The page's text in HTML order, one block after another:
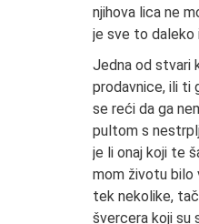
njihova lica ne
je sve to daleko
Jedna od stvari
prodavnice, ili ti
se reći da ga
pultom s
je li onaj koji te
mom životu bilo
tek nekolike,
švercera koji su